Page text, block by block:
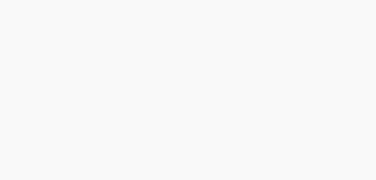
BEAVATOTT A PROFI BOXOLÓK EMBERT
AZ ÖKÖLVÍVÁSBÓL NEM LEHET MEGÉLNI,
MAGÁNÓRA MELLETT KÉSZÜLT FEL A
KELTEM, MEGCSINÁLTAM A
MUNKÁBA. […]